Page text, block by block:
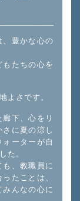
、豊かな心の
たちの心を
よさです。
下、心をリ
に夏の涼し
ーターが自
た。
、教職員に
たことは、
んなの心に